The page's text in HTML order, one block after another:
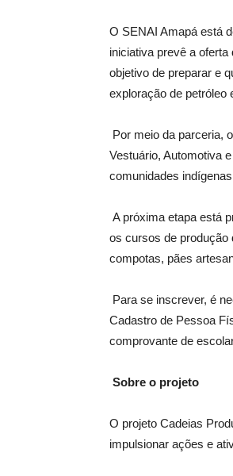
O SENAI Amapá está
iniciativa prevê a
objetivo de preparar e
exploração de petróleo
Por meio da parceria,
Vestuário, Automotiva
comunidades
A próxima etapa está
os cursos de produção
compotas, pães
Para se inscrever, é
Cadastro de Pessoa
comprovante de
Sobre o projeto
O projeto Cadeias
impulsionar ações e